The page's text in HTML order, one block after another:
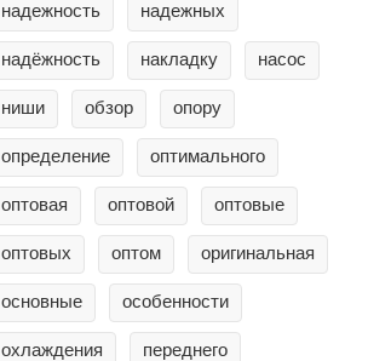
надежность надежных
надёжность накладку насос
ниши обзор опору
определение оптимального
оптовая оптовой оптовые
оптовых оптом оригинальная
основные особенности
охлаждения переднего